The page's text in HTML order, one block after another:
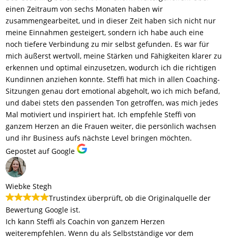
einen Zeitraum von sechs Monaten haben wir
zusammengearbeitet, und in dieser Zeit haben sich nicht nur
meine Einnahmen gesteigert, sondern ich habe auch eine
noch tiefere Verbindung zu mir selbst gefunden. Es war für
mich äußerst wertvoll, meine Stärken und Fähigkeiten klarer zu
erkennen und optimal einzusetzen, wodurch ich die richtigen
Kundinnen anziehen konnte. Steffi hat mich in allen Coaching-
Sitzungen genau dort emotional abgeholt, wo ich mich befand,
und dabei stets den passenden Ton getroffen, was mich jedes
Mal motiviert und inspiriert hat. Ich empfehle Steffi von
ganzem Herzen an die Frauen weiter, die persönlich wachsen
und ihr Business aufs nächste Level bringen möchten.
Gepostet auf Google
Wiebke Stegh
Trustindex überprüft, ob die Originalquelle der
Bewertung Google ist.
Ich kann Steffi als Coachin von ganzem Herzen
weiterempfehlen. Wenn du als Selbstständige vor dem